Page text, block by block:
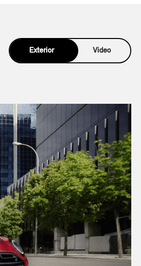
Exterior Video